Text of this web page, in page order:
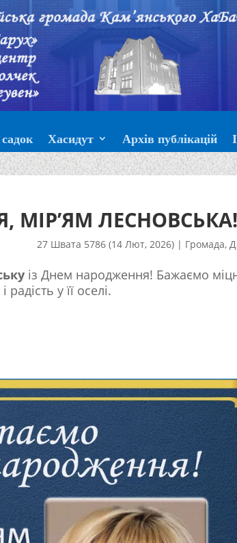
Хасидут Архів публікацій
ЛЕСНОВСЬКА!
27 Швата 5786 (14 Лют, 2026)| Громада,
із Днем народження! Бажаємо
у її оселі.